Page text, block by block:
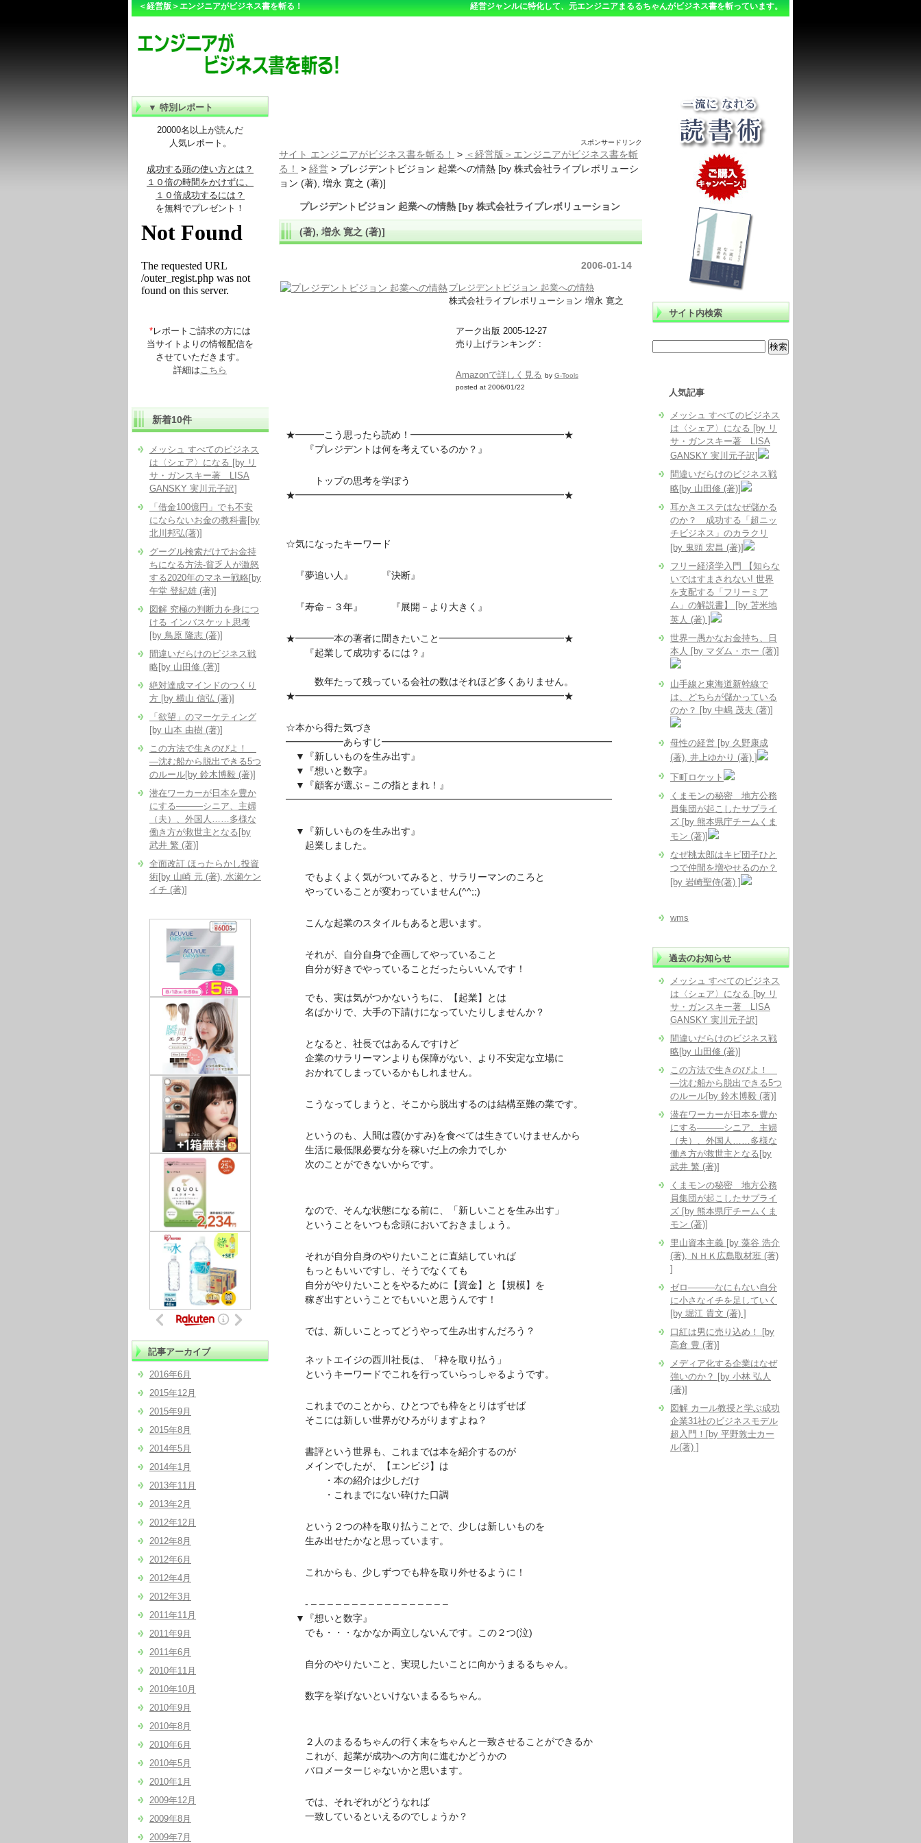
＜経営版＞エンジニアがビジネス書を斬る！ 経営ジャンルに特化して、元エンジニアまるるちゃんがビジネス書を斬っています。
スポンサードリンク
サイト エンジニアがビジネス書を斬る！ > ＜経営版＞エンジニアがビジネス書を斬
る！
> 経営 > プレジデントビジョン 起業への情熱 [by 株式会社ライブレボリューシ
ョン (著), 増永 寛之 (著)]
プレジデントビジョン 起業への情熱 [by 株式会社ライブレボリューション
(著), 増永 寛之 (著)]
2006-01-14
プレジデントビジョン 起業への情熱
株式会社ライブレボリューション 増永 寛之
アーク出版 2005-12-27
売り上げランキング :
Amazonで詳しく見る by G-Tools
posted at 2006/01/22
★━━━こう思ったら読め！━━━━━━━━━━━━━━━━★
『プレジデントは何を考えているのか？』
トップの思考を学ぼう
★━━━━━━━━━━━━━━━━━━━━━━━━━━━━★
☆気になったキーワード
『夢追い人』 『決断』
『寿命－３年』 『展開－より大きく』
★━━━━本の著者に聞きたいこと━━━━━━━━━━━━━★
『起業して成功するには？』
数年たって残っている会社の数はそれほど多くありません。
★━━━━━━━━━━━━━━━━━━━━━━━━━━━━★
☆本から得た気づき
━━━━━━あらすじ━━━━━━━━━━━━━━━━━━━━━━━━
▼『新しいものを生み出す』
▼『想いと数字』
▼『顧客が選ぶ－この指とまれ！』
━━━━━━━━━━━━━━━━━━━━━━━━━━━━━━━━━━
▼『新しいものを生み出す』
起業しました。
でもよくよく気がついてみると、サラリーマンのころと
やっていることが変わっていません(^^;;)
こんな起業のスタイルもあると思います。
それが、自分自身で企画してやっていること
自分が好きでやっていることだったらいいんです！
でも、実は気がつかないうちに、【起業】とは
名ばかりで、大手の下請けになっていたりしませんか？
となると、社長ではあるんですけど
企業のサラリーマンよりも保障がない、より不安定な立場に
おかれてしまっているかもしれません。
こうなってしまうと、そこから脱出するのは結構至難の業です。
というのも、人間は霞(かすみ)を食べては生きていけませんから
生活に最低限必要な分を稼いだ上の余力でしか
次のことができないからです。
なので、そんな状態になる前に、「新しいことを生み出す」
ということをいつも念頭においておきましょう。
それが自分自身のやりたいことに直結していれば
もっともいいですし、そうでなくても
自分がやりたいことをやるために【資金】と【規模】を
稼ぎ出すということでもいいと思うんです！
では、新しいことってどうやって生み出すんだろう？
ネットエイジの西川社長は、「枠を取り払う」
というキーワードでこれを行っていらっしゃるようです。
これまでのことから、ひとつでも枠をとりはずせば
そこには新しい世界がひろがりますよね？
書評という世界も、これまでは本を紹介するのが
メインでしたが、【エンビジ】は
・本の紹介は少しだけ
・これまでにない砕けた口調
という２つの枠を取り払うことで、少しは新しいものを
生み出せたかなと思っています。
これからも、少しずつでも枠を取り外せるように！
- – – – – – – – – – – – – – – – – –
▼『想いと数字』
でも・・・なかなか両立しないんです。この２つ(泣)
自分のやりたいこと、実現したいことに向かうまるるちゃん。
数字を挙げないといけないまるるちゃん。
２人のまるるちゃんの行く末をちゃんと一致させることができるか
これが、起業が成功への方向に進むかどうかの
バロメーターじゃないかと思います。
では、それぞれがどうなれば
一致しているといえるのでしょうか？
サイト内検索
人気記事
メッシュ すべてのビジネス
は〈シェア〉になる [by リ
サ・ガンスキー著 LISA
GANSKY 実川元子訳]
間違いだらけのビジネス戦
略[by 山田修 (著)]
耳かきエステはなぜ儲かる
のか？ 成功する「超ニッ
チビジネス」のカラクリ
[by 鬼頭 宏昌 (著)]
フリー経済学入門 【知らな
いではすまされない! 世界
を支配する「フリーミア
ム」の解説書】 [by 苫米地
英人 (著) ]
世界一愚かなお金持ち、日
本人 [by マダム・ホー (著)]
山手線と東海道新幹線で
は、どちらが儲かっている
のか？ [by 中嶋 茂夫 (著)]
母性の経営 [by 久野康成
(著), 井上ゆかり (著) ]
下町ロケット
くまモンの秘密 地方公務
員集団が起こしたサプライ
ズ [by 熊本県庁チームくま
モン (著)]
なぜ桃太郎はキビ団子ひと
つで仲間を増やせるのか？
[by 岩崎聖侍(著) ]
wms
過去のお知らせ
メッシュ すべてのビジネス
は〈シェア〉になる [by リ
サ・ガンスキー著 LISA
GANSKY 実川元子訳]
間違いだらけのビジネス戦
略[by 山田修 (著)]
この方法で生きのびよ！
―沈む船から脱出できる5つ
のルール[by 鈴木博毅 (著)]
潜在ワーカーが日本を豊か
にする―――シニア、主婦
（夫）、外国人……多様な
働き方が救世主となる[by
武井 繁 (著)]
くまモンの秘密 地方公務
員集団が起こしたサプライ
ズ [by 熊本県庁チームくま
モン (著)]
里山資本主義 [by 藻谷 浩介
(著), ＮＨＫ広島取材班 (著)
]
ゼロ―――なにもない自分
に小さなイチを足していく
[by 堀江 貴文 (著) ]
口紅は男に売り込め！ [by
高倉 豊 (著)]
メディア化する企業はなぜ
強いのか？ [by 小林 弘人
(著)]
図解 カール教授と学ぶ成功
企業31社のビジネスモデル
超入門！[by 平野敦士カー
ル(著) ]
▼ 特別レポート
20000名以上が読んだ
人気レポート。
成功する頭の使い方とは？
１０倍の時間をかけずに、
１０倍成功するには？
を無料でプレゼント！
*レポートご請求の方には
当サイトよりの情報配信を
させていただきます。
詳細はこちら
新着10件
メッシュ すべてのビジネス
は〈シェア〉になる [by リ
サ・ガンスキー著 LISA
GANSKY 実川元子訳]
「借金100億円」でも不安
にならないお金の教科書[by
北川邦弘(著)]
グーグル検索だけでお金持
ちになる方法-貧乏人が激怒
する2020年のマネー戦略[by
午堂 登紀雄 (著)]
図解 究極の判断力を身につ
ける インバスケット思考
[by 鳥原 隆志 (著)]
間違いだらけのビジネス戦
略[by 山田修 (著)]
絶対達成マインドのつくり
方 [by 横山 信弘 (著)]
「欲望」のマーケティング
[by 山本 由樹 (著)]
この方法で生きのびよ！
―沈む船から脱出できる5つ
のルール[by 鈴木博毅 (著)]
潜在ワーカーが日本を豊か
にする―――シニア、主婦
（夫）、外国人……多様な
働き方が救世主となる[by
武井 繁 (著)]
全面改訂 ほったらかし投資
術[by 山崎 元 (著), 水瀬ケン
イチ (著)]
記事アーカイブ
2016年6月
2015年12月
2015年9月
2015年8月
2014年5月
2014年1月
2013年11月
2013年2月
2012年12月
2012年8月
2012年6月
2012年4月
2012年3月
2011年11月
2011年9月
2011年6月
2010年11月
2010年10月
2010年9月
2010年8月
2010年6月
2010年5月
2010年1月
2009年12月
2009年8月
2009年7月